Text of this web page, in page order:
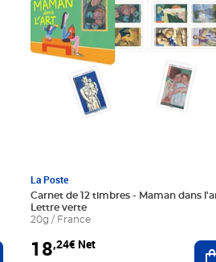
au panier
La Poste
Carnet de 12 timbres - Maman dans
Lettre verte
20g / France
18,24€ Net